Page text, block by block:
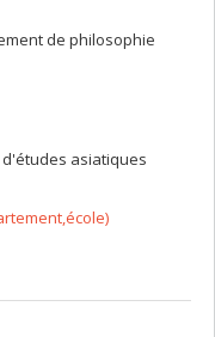
de philosophie
d'études asiatiques